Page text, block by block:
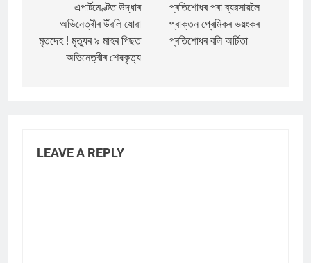
navigation
এপাৰ্টমেণ্টত উদ্ধাৰ
অভিনেত্ৰীৰ উঁৱলি যোৱা
মৃতদেহ ! মৃত্যুৰ ৯ মাহৰ পিছত
অভিনেত্ৰীৰ শেষকৃত্য
প্ৰতিশোধৰ পৰা ব্যৱসায়লৈ
প্ৰাক্তন প্ৰেমিকৰ ভয়ংকৰ
প্ৰতিশোধৰ বলি অৰ্চিতা
LEAVE A REPLY